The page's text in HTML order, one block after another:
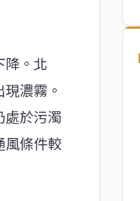
降。北
濃霧。
處於污濁
風條件較